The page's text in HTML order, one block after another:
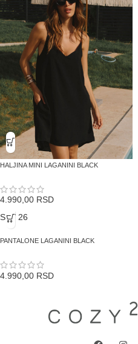
HALJINA MINI LAGANINI BLACK
4.990,00 RSD
SS / 26
PANTALONE LAGANINI BLACK
4.990,00 RSD